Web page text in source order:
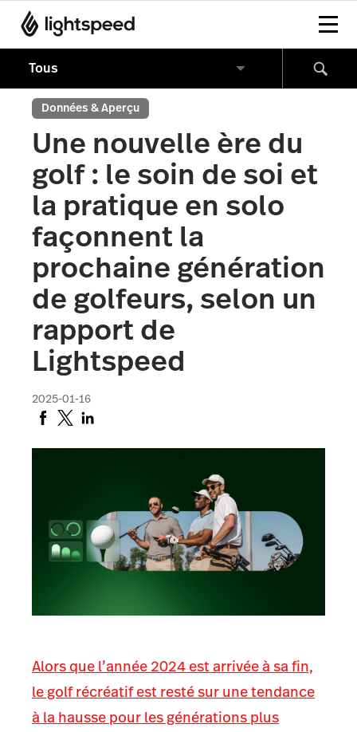
Données & Aperçu
Une nouvelle ère du
golf : le soin de soi et
la pratique en solo
façonnent la
prochaine génération
de golfeurs, selon un
rapport de
Lightspeed
2025-01-16
Alors que l’année 2024 est arrivée à sa fin,
le golf récréatif est resté sur une tendance
à la hausse pour les générations plus